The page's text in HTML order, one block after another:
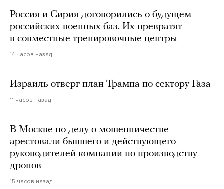
Россия и Сирия договорились о будущем
российских военных баз. Их превратят
в совместные тренировочные центры
14 часов назад
Израиль отверг план Трампа по сектору Газа
11 часов назад
В Москве по делу о мошенничестве
арестовали бывшего и действующего
руководителей компании по производству
дронов
15 часов назад